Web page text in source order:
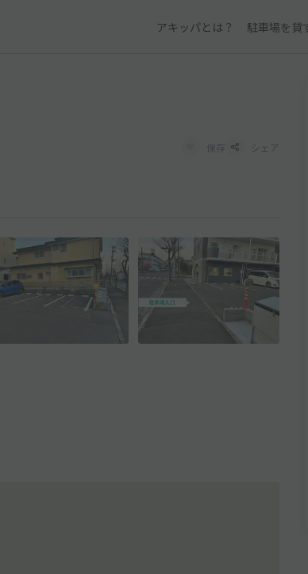
アキッパとは？ 駐車場を貸
保存 シェア